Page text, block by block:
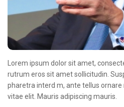
Lorem ipsum dolor sit amet,
rutrum eros sit amet sollicitudin.
pharetra interd m, ante tellus ornare
vitae elit. Mauris adipiscing mauris.